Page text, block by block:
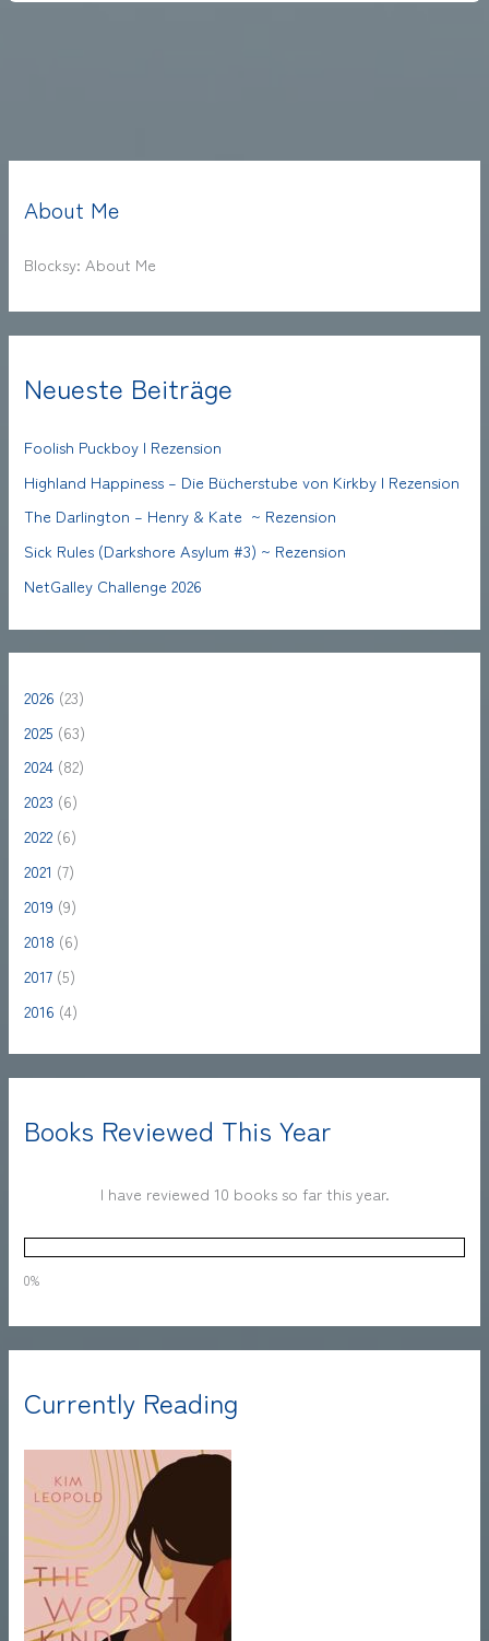
About Me
Blocksy: About Me
Neueste Beiträge
Foolish Puckboy | Rezension
Highland Happiness – Die Bücherstube von Kirkby | Rezension
The Darlington – Henry & Kate ~ Rezension
Sick Rules (Darkshore Asylum #3) ~ Rezension
NetGalley Challenge 2026
2026 (23)
2025 (63)
2024 (82)
2023 (6)
2022 (6)
2021 (7)
2019 (9)
2018 (6)
2017 (5)
2016 (4)
Books Reviewed This Year
I have reviewed 10 books so far this year.
0%
Currently Reading